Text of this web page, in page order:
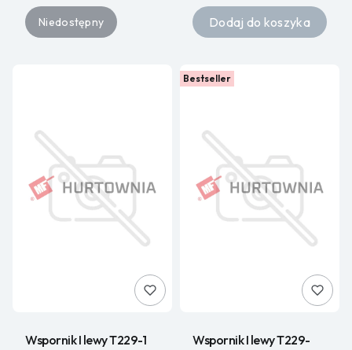
Niedostępny Dodaj do koszyka
Wspornik I lewy T229-1
Bestseller
Wspornik I lewy T229-